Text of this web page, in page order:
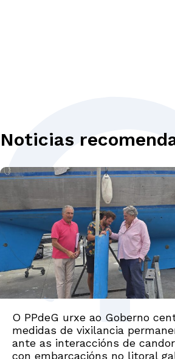
Noticias
O PPdeG urxe ao Goberno
medidas de vixilancia
ante as interaccións de
con embarcacións no litoral